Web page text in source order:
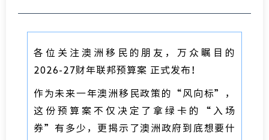
各位关注澳洲移民的朋友，万众瞩目的
2026-27财年联邦预算案 正式发布！
作为未来一年澳洲移民政策的“风向标”，
这份预算案不仅决定了拿绿卡的“入场
券”有多少，更揭示了澳洲政府到底想要什